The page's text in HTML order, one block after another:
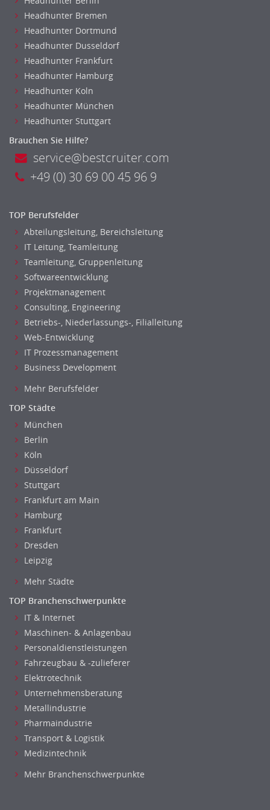
Metallhandwerk
Nahrungsmittelherstellung, -verarbeitung
Raumgestaltung
Reiseverkehr, Touristik
Sicherheitsdienste, Schutzdienste
Automatisierungstechnik
Bauwesen
Elektrotechnik, Elektronik
Energie und Umwelttechnik
Entwicklung
Fahrzeugtechnik
gebaeude-versorgungs-sicherheitstechnik
Leitung, Teamleitung
Luft- und Raumfahrttechnik
Maschinenbau
Materialwissenschaft
Mechatronik
Medizintechnik
Optiker, Akustiker
Brandschutz
Prozessmanagement
Qualitätsmanagement
Technische Dokumentation
Technischer Systemplaner, Bauzeichner
Veranstaltungstechnik
Verfahrenstechnik
Vertriebsingenieur
Wirtschaftsingenieur
Technisches Gebäudemanagement (TGM)
Anwendungsadministration
Consulting, Engineering
Data Warehouse, Business Intelligence
Datenbanken
Embedded Systems
Helpdesk
IT Leitung, Teamleitung
Projektmanagement
IT Prozessmanagement
Qualitätssicherung, Qualitätsprüfung
Security
Softwareentwicklung
Systemadministration, Netzwerkadministration
Web-Entwicklung
Biologie
Headhunter Bremen
Headhunter Dortmund
Headhunter Dusseldorf
Headhunter Frankfurt
Headhunter Hamburg
Headhunter Koln
Headhunter München
Headhunter Stuttgart
Brauchen Sie Hilfe?
service@bestcruiter.com
+49 (0) 30 69 00 45 96 9
TOP Berufsfelder
Abteilungsleitung, Bereichsleitung
IT Leitung, Teamleitung
Teamleitung, Gruppenleitung
Softwareentwicklung
Projektmanagement
Consulting, Engineering
Betriebs-, Niederlassungs-, Filialleitung
Web-Entwicklung
IT Prozessmanagement
Business Development
Mehr Berufsfelder
TOP Städte
München
Berlin
Köln
Düsseldorf
Stuttgart
Frankfurt am Main
Hamburg
Frankfurt
Dresden
Leipzig
Mehr Städte
TOP Branchenschwerpunkte
IT & Internet
Maschinen- & Anlagenbau
Personaldienstleistungen
Fahrzeugbau & -zulieferer
Elektrotechnik
Unternehmensberatung
Metallindustrie
Pharmaindustrie
Transport & Logistik
Medizintechnik
Mehr Branchenschwerpunkte